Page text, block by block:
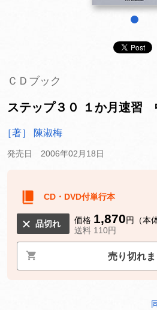
ＣＤブック
ステップ３０ １か月速習
［著］ 陳淑梅
発売日 2006年02月18日
CD・DVD付単行本
品切れ 価格 1,870円（本
送料 110円
売り切れ